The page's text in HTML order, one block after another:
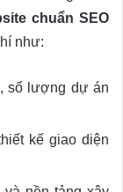
chuẩn SEO
như:
số lượng dự án
kế giao diện